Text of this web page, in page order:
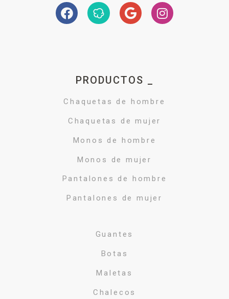
PRODUCTOS _
Chaquetas de hombre
Chaquetas de mujer
Monos de hombre
Monos de mujer
Pantalones de hombre
Pantalones de mujer
Guantes
Botas
Maletas
Chalecos